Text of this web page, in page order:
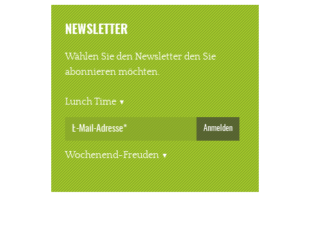
NEWSLETTER
Wählen Sie den Newsletter den Sie
abonnieren möchten.
Lunch Time
Anmelden
Wochenend-Freuden